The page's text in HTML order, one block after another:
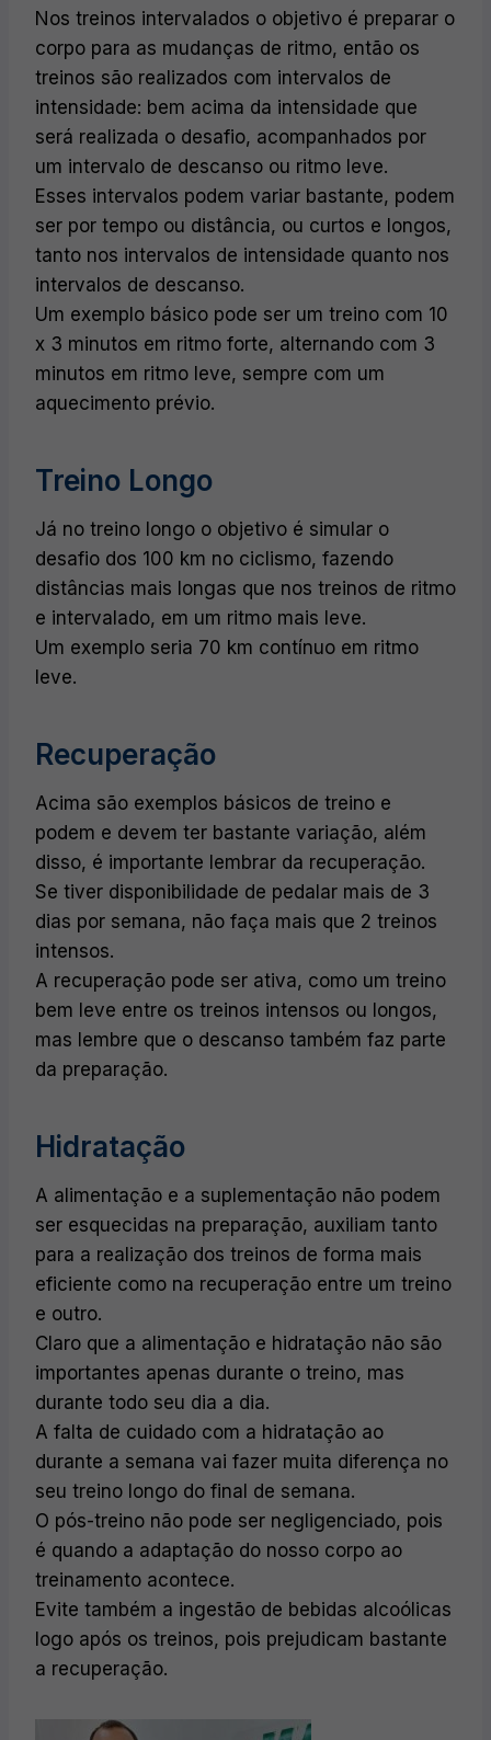
Nos treinos intervalados o objetivo é preparar o
corpo para as mudanças de ritmo, então os
treinos são realizados com intervalos de
intensidade: bem acima da intensidade que
será realizada o desafio, acompanhados por
um intervalo de descanso ou ritmo leve.
Esses intervalos podem variar bastante, podem
ser por tempo ou distância, ou curtos e longos,
tanto nos intervalos de intensidade quanto nos
intervalos de descanso.
Um exemplo básico pode ser um treino com 10
x 3 minutos em ritmo forte, alternando com 3
minutos em ritmo leve, sempre com um
aquecimento prévio.
Treino Longo
Já no treino longo o objetivo é simular o
desafio dos 100 km no ciclismo, fazendo
distâncias mais longas que nos treinos de ritmo
e intervalado, em um ritmo mais leve.
Um exemplo seria 70 km contínuo em ritmo
leve.
Recuperação
Acima são exemplos básicos de treino e
podem e devem ter bastante variação, além
disso, é importante lembrar da recuperação.
Se tiver disponibilidade de pedalar mais de 3
dias por semana, não faça mais que 2 treinos
intensos.
A recuperação pode ser ativa, como um treino
bem leve entre os treinos intensos ou longos,
mas lembre que o descanso também faz parte
da preparação.
Hidratação
A alimentação e a suplementação não podem
ser esquecidas na preparação, auxiliam tanto
para a realização dos treinos de forma mais
eficiente como na recuperação entre um treino
e outro.
Claro que a alimentação e hidratação não são
importantes apenas durante o treino, mas
durante todo seu dia a dia.
A falta de cuidado com a hidratação ao
durante a semana vai fazer muita diferença no
seu treino longo do final de semana.
O pós-treino não pode ser negligenciado, pois
é quando a adaptação do nosso corpo ao
treinamento acontece.
Evite também a ingestão de bebidas alcoólicas
logo após os treinos, pois prejudicam bastante
a recuperação.